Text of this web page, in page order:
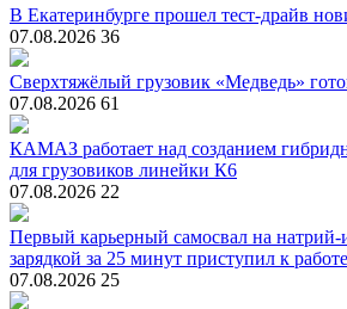
В Екатеринбурге прошел тест-драйв
07.08.2026 36
Сверхтяжёлый грузовик «Медведь»
07.08.2026 61
КАМАЗ работает над созданием
для грузовиков линейки К6
07.08.2026 22
Первый карьерный самосвал на натрий-
зарядкой за 25 минут приступил к работе
07.08.2026 25